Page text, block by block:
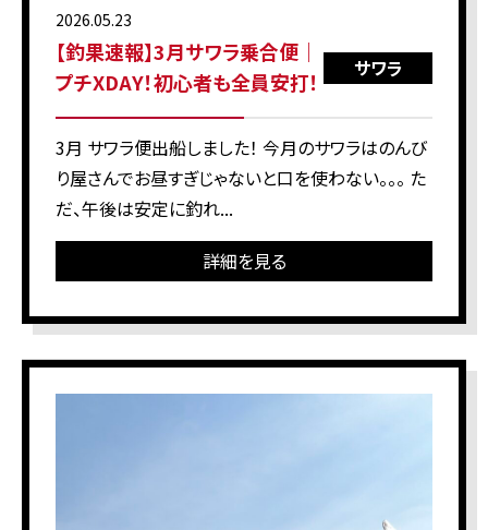
2026.05.23
【釣果速報】3月サワラ乗合便｜
プチXDAY！初心者も全員安打！
サワラ
3月 サワラ便出船しました！ 今月のサワラはのんび
り屋さんでお昼すぎじゃないと口を使わない。。。 た
だ、午後は安定に釣れ...
詳細を見る